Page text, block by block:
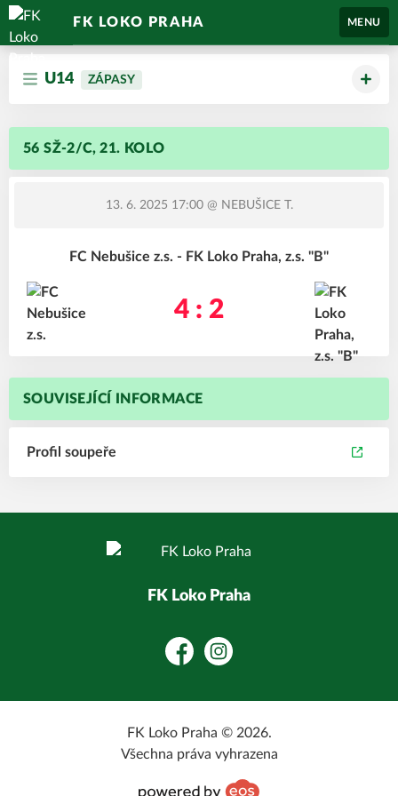
FK LOKO PRAHA MENU
U14 ZÁPASY
56 SŽ-2/C, 21. KOLO
13. 6. 2025 17:00@ NEBUŠICE T.
FC Nebušice z.s. - FK Loko Praha, z.s. "B"
4 : 2
SOUVISEJÍCÍ INFORMACE
Profil soupeře
FK Loko Praha
FacebookInstagram
FK Loko Praha © 2026.
Všechna práva vyhrazena